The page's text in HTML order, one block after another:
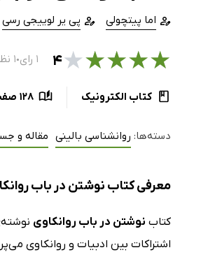
اما پیتچولی پی یر لوییجی رسی
★
★
★
★
★۴ ۱ رای ● ۱ نظر
کتاب الکترونیک 128 صفحه
دسته‌ها: روانشناسی بالینی مقاله و
معرفی کتاب نوشتن در باب
کتاب نوشتن در باب روانکاوی
اشتراکات بین ادبیات و روانکاوی